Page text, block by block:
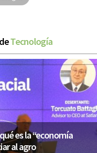
Tecnología
es la “economía
al agro